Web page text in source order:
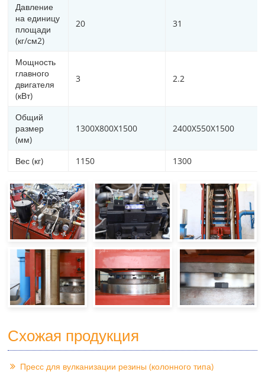
Давление
на единицу
площади
(кг/см2)
20 31
Мощность
главного
двигателя
(кВт)
3 2.2
Общий
размер
(мм)
1300X800X1500 2400X550X1500
Вес (кг) 1150 1300
Схожая продукция
Пресс для вулканизации резины (колонного типа)